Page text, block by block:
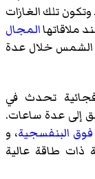
تلك الغازات
ملاقاتهاالمجال
خلال عدة
تحدث في
إلى عدة ساعات.
البنفسجية، و
طاقة عالية